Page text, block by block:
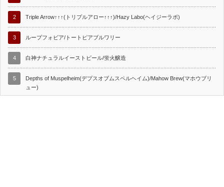
2 Triple Arrow↑↑↑(トリプルアロー↑↑↑)/Hazy Labo(ヘイジーラボ)
3 ループフォビア/トートピアブルワリー
4 白神ナチュラルイーストビール/蛍火醸造
5
Depths of Muspelheim(デプスオブムスペルヘイム)/Mahow Brew(マホウブリ
ュー)